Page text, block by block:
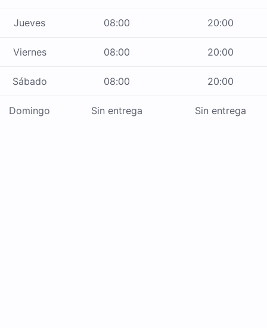
Jueves 08:00 20:00
Viernes 08:00 20:00
Sábado 08:00 20:00
Domingo Sin entrega Sin entrega